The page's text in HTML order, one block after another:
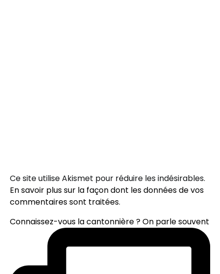
Ce site utilise Akismet pour réduire les indésirables.
En savoir plus sur la façon dont les données de vos
commentaires sont traitées.
Connaissez-vous la cantonnière ? On parle souvent